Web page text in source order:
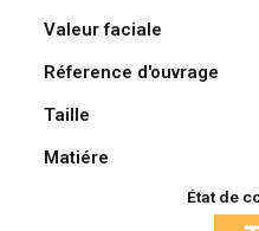
Valeur faciale
Réference d'ouvrage
Taille
Matiére
État de